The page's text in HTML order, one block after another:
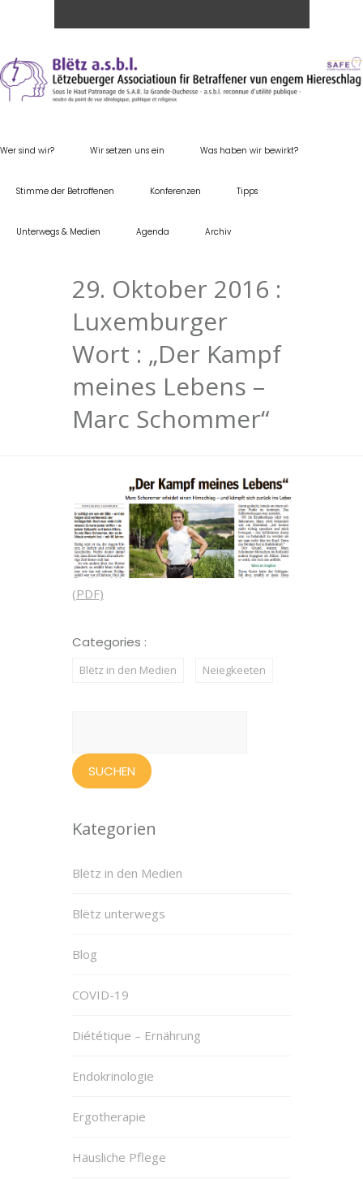
Wer sind wir? Wir setzen uns ein Was haben wir bewirkt?
Stimme der Betroffenen Konferenzen Tipps
Unterwegs & Medien Agenda Archiv
29. Oktober 2016 :
Luxemburger
Wort : „Der Kampf
meines Lebens –
Marc Schommer“
(PDF)
Categories :
Blëtz in den Medien Neiegkeeten
Kategorien
Blëtz in den Medien
Blëtz unterwegs
Blog
COVID-19
Diététique – Ernährung
Endokrinologie
Ergotherapie
Häusliche Pflege